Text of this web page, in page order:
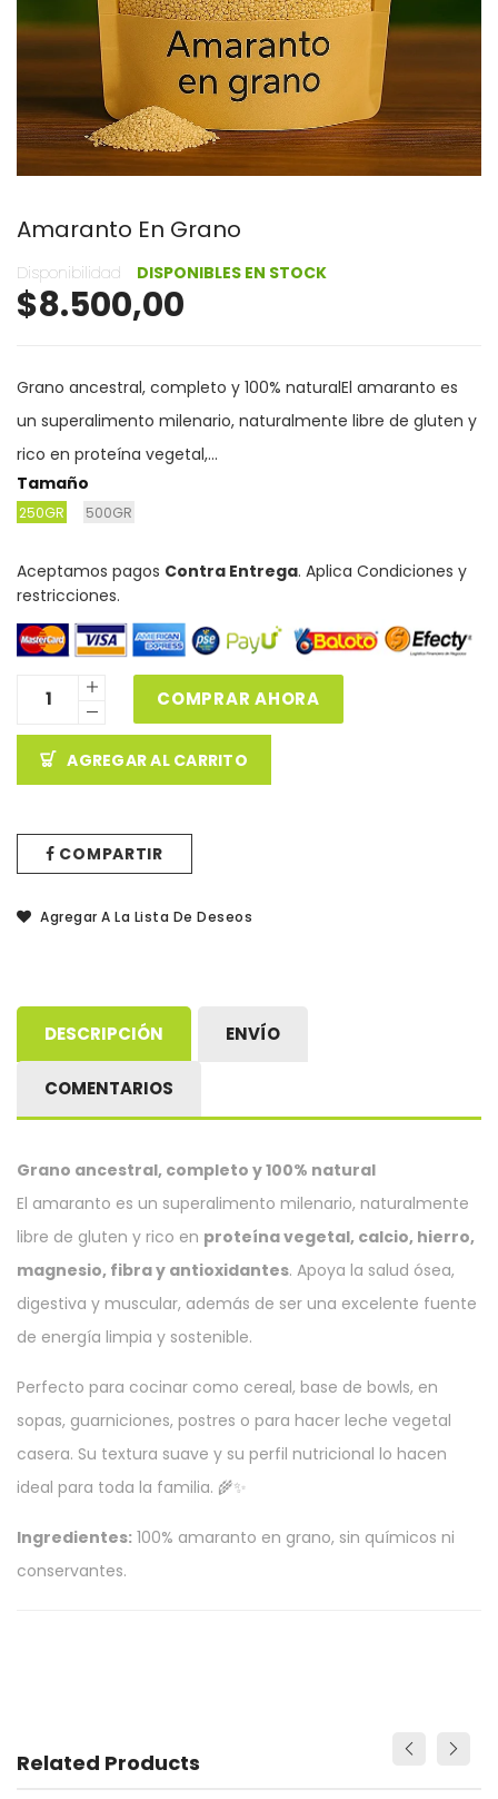
Amaranto En Grano
Disponibilidad DISPONIBLES EN STOCK
$8.500,00
Grano ancestral, completo y 100% naturalEl amaranto es
un superalimento milenario, naturalmente libre de gluten y
rico en proteína vegetal,...
Tamaño
250GR 500GR
Aceptamos pagos Contra Entrega. Aplica Condiciones y
restricciones.
COMPRAR AHORA
AGREGAR AL CARRITO
COMPARTIR
Agregar A La Lista De Deseos
DESCRIPCIÓN ENVÍO
COMENTARIOS
Grano ancestral, completo y 100% natural
El amaranto es un superalimento milenario, naturalmente
libre de gluten y rico en proteína vegetal, calcio, hierro,
magnesio, fibra y antioxidantes. Apoya la salud ósea,
digestiva y muscular, además de ser una excelente fuente
de energía limpia y sostenible.
Perfecto para cocinar como cereal, base de bowls, en
sopas, guarniciones, postres o para hacer leche vegetal
casera. Su textura suave y su perfil nutricional lo hacen
ideal para toda la familia. 🌾✨
Ingredientes: 100% amaranto en grano, sin químicos ni
conservantes.
Related Products